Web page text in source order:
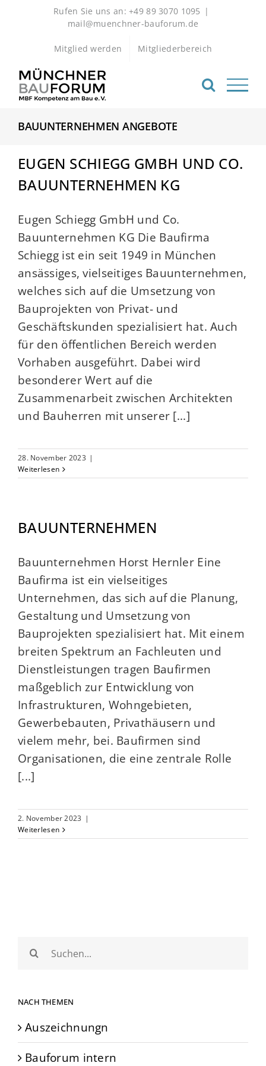
Rufen Sie uns an: +49 89 3070 1095 |
mail@muenchner-bauforum.de
Mitglied werden Mitgliederbereich
BAUUNTERNEHMEN ANGEBOTE
EUGEN SCHIEGG GMBH UND CO.
BAUUNTERNEHMEN KG
Eugen Schiegg GmbH und Co.
Bauunternehmen KG Die Baufirma
Schiegg ist ein seit 1949 in München
ansässiges, vielseitiges Bauunternehmen,
welches sich auf die Umsetzung von
Bauprojekten von Privat- und
Geschäftskunden spezialisiert hat. Auch
für den öffentlichen Bereich werden
Vorhaben ausgeführt. Dabei wird
besonderer Wert auf die
Zusammenarbeit zwischen Architekten
und Bauherren mit unserer [...]
28. November 2023 |
Weiterlesen
BAUUNTERNEHMEN
Bauunternehmen Horst Hernler Eine
Baufirma ist ein vielseitiges
Unternehmen, das sich auf die Planung,
Gestaltung und Umsetzung von
Bauprojekten spezialisiert hat. Mit einem
breiten Spektrum an Fachleuten und
Dienstleistungen tragen Baufirmen
maßgeblich zur Entwicklung von
Infrastrukturen, Wohngebieten,
Gewerbebauten, Privathäusern und
vielem mehr, bei. Baufirmen sind
Organisationen, die eine zentrale Rolle
[...]
2. November 2023 |
Weiterlesen
Suche
nach:
NACH THEMEN
Auszeichnungn
Bauforum intern